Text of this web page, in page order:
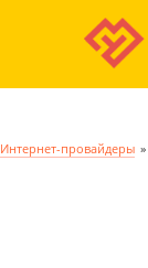
Интернет-провайдеры »